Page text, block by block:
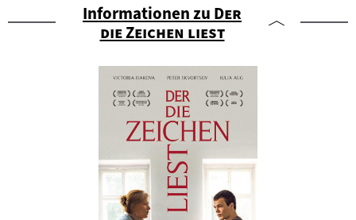
Informationen zu "
Der
die Zeichen liest"